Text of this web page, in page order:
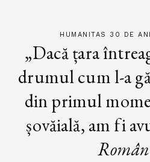
HUMANITAS 30 DE
„Dacă țara
drumul cum l-a
din primul
șovăială, am fi